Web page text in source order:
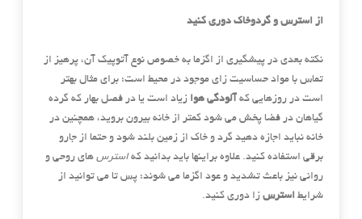
از استرس و گردوخاک دوری کنید
نکته بعدی در پیشگیری از اگزما به خصوص نوع آتوپیک آن، پرهیز از
تماس با مواد حساسیت زای موجود در محیط است؛ برای مثال بهتر
است در روزهایی که آلودگی هوا زیاد است یا در فصل بهار که گرده
گیاهان در فضا پخش می شود کمتر از خانه بیرون بروید، همچنین در
خانه نباید اجازه دهید گرد و خاک از زمین بلند شود و حتما از جارو
برقی استفاده کنید. علاوه براینها باید بدانید کهاسترسهای روحی و
روانی نیز باعث تشدید و عود اگزما می شوند؛ پس تا می توانید از
شرایط استرسزا دوری کنید.